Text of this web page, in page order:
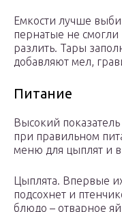
Емкости лучше
пернатые не смогли
разлить. Тары
добавляют мел,
Питание
Высокий
при правильном
меню для цыплят и
Цыплята. Впервые
подсохнет и
блюдо – отварное